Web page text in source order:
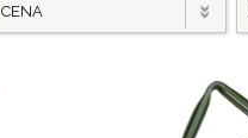
CENA